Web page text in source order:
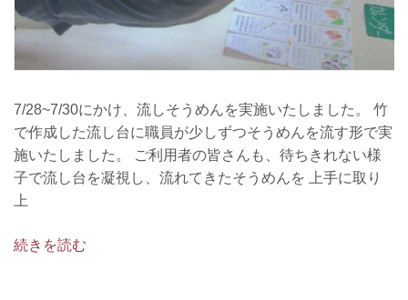
7/28~7/30にかけ、流しそうめんを実施いたしました。 竹
で作成した流し台に職員が少しずつそうめんを流す形で実
施いたしました。 ご利用者の皆さんも、待ちきれない様
子で流し台を凝視し、流れてきたそうめんを 上手に取り
上
続きを読む